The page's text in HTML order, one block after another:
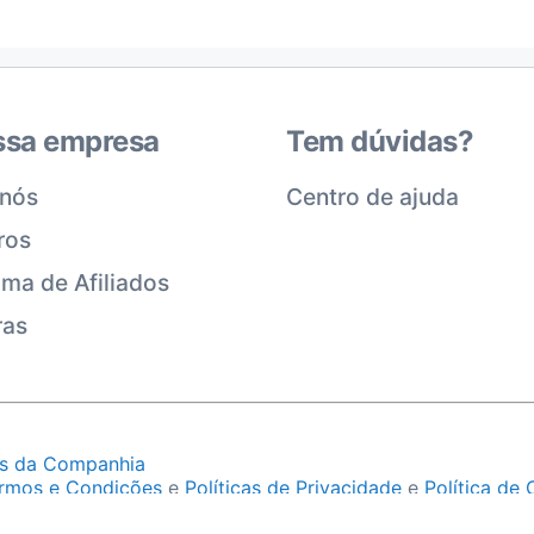
empresa
de Afiliados
Tem dúvidas?
Centro de ajuda
da Companhia
e Condições e Políticas de Privacidade e Política de